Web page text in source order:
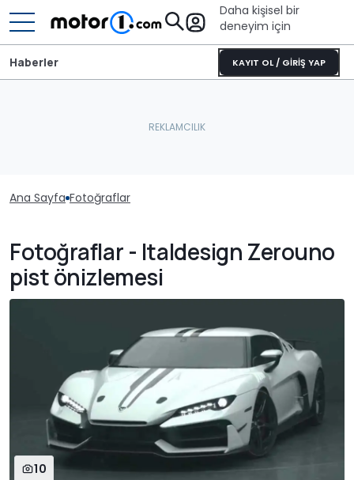
Daha kişisel bir
deneyim için
KAYIT OL / GİRİŞ YAP
Haberler
Ana Sayfa Fotoğraflar
Fotoğraflar - Italdesign Zerouno
pist önizlemesi
10